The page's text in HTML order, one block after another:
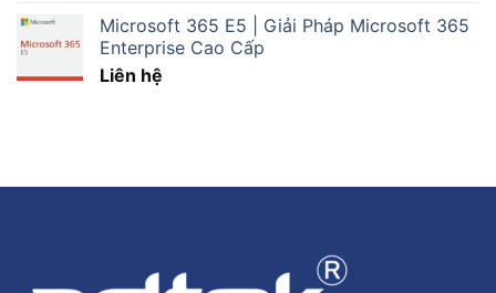
Microsoft 365 E5 | Giải Pháp Microsoft 365
Enterprise Cao Cấp
Liên hệ